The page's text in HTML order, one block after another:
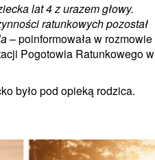
lat 4 z urazem głowy.
ratunkowych pozostał
– poinformowała w rozmowie
Pogotowia Ratunkowego w
było pod opieką rodzica.